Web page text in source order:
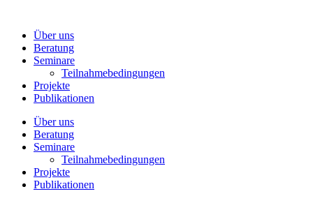
wechselnÜber uns
Beratung
Seminare
Teilnahmebedingungen
Projekte
Publikationen
Über uns
Beratung
Seminare
Teilnahmebedingungen
Projekte
Publikationen